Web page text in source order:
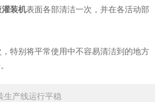
灌装机表面各部清洁一次，并在各活动部
特别将平常使用中不容易清洁到的地方
生产线运行平稳